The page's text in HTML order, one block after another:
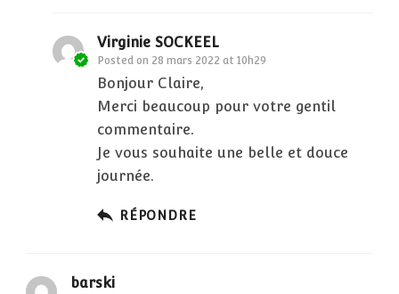
Virginie SOCKEEL
Posted on 28 mars 2022 at 10h29
Bonjour Claire,
Merci beaucoup pour votre gentil
commentaire.
Je vous souhaite une belle et douce
journée.
RÉPONDRE
barski